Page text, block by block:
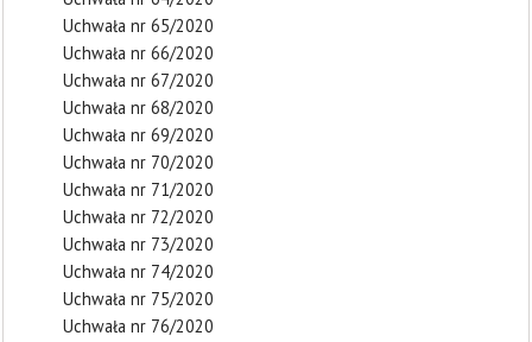
Uchwała nr 65/2020
Uchwała nr 66/2020
Uchwała nr 67/2020
Uchwała nr 68/2020
Uchwała nr 69/2020
Uchwała nr 70/2020
Uchwała nr 71/2020
Uchwała nr 72/2020
Uchwała nr 73/2020
Uchwała nr 74/2020
Uchwała nr 75/2020
Uchwała nr 76/2020